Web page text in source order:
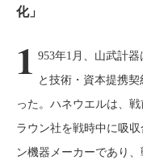
化」
1 953年1月、山武計
と技術・資本提携
った。ハネウエルは、
ラウン社を戦時中に吸
ン機器メーカーであり